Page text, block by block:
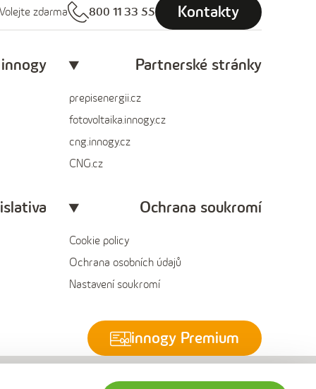
Volejte zdarma 800 11 33 55 Kontakty
Partnerské stránky
prepisenergii.cz
fotovoltaika.innogy.cz
cng.innogy.cz
CNG.cz
Ochrana soukromí
Cookie policy
Ochrana osobních údajů
Nastavení soukromí
innogy Premium